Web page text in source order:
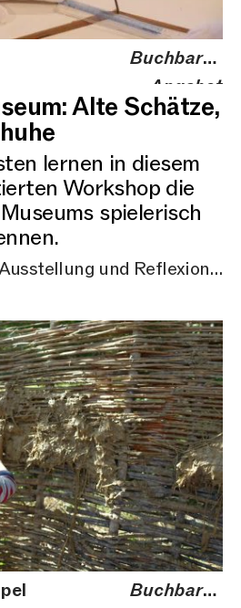
Buchbares
Angebot
Alte Schätze,
lernen in diesem
Workshop die
spielerisch
Buchbares